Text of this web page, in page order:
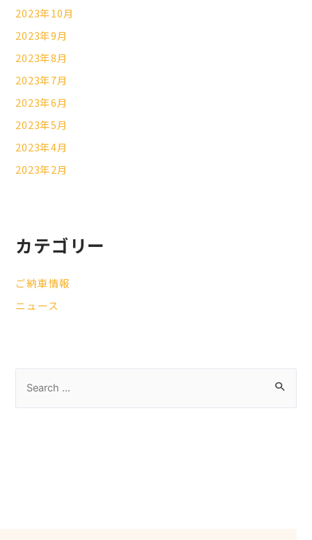
2023年10月
2023年9月
2023年8月
2023年7月
2023年6月
2023年5月
2023年4月
2023年2月
カテゴリー
ご納車情報
ニュース